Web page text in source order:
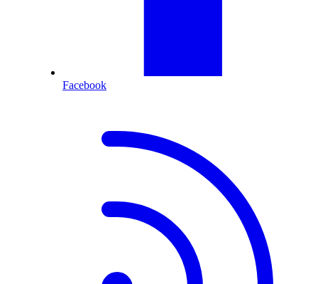
Facebook